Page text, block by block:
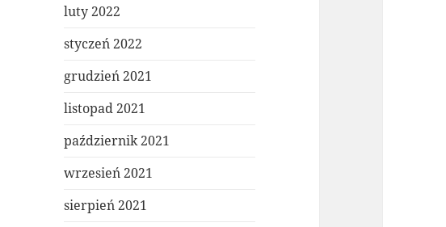
luty 2022
styczeń 2022
grudzień 2021
listopad 2021
październik 2021
wrzesień 2021
sierpień 2021